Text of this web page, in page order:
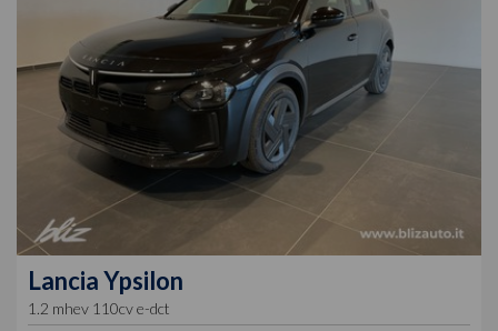
LanciaYpsilon
1.2 mhev 110cv e-dct